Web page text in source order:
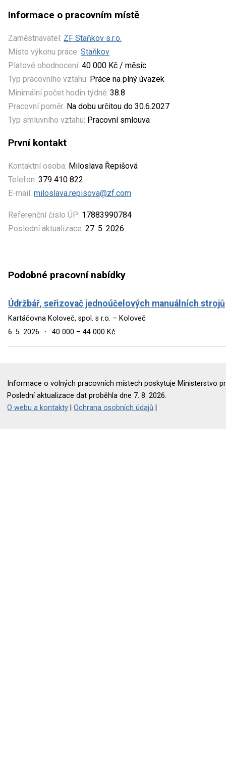
Informace o pracovním místě
Zaměstnavatel: ZF Staňkov s.r.o.
Místo výkonu práce: Staňkov
Platové ohodnocení: 40 000 Kč / měsíc
Typ pracovního vztahu: Práce na plný úvazek
Minimální počet hodin týdně: 38.8
Pracovní poměr: Na dobu určitou do 30.6.2027
Typ smluvního vztahu: Pracovní smlouva
První kontakt
Kontaktní osoba: Miloslava Řepišová
Telefon: 379 410 822
E-mail: miloslava.repisova@zf.com
Referenční číslo ÚP: 17883990784
Poslední aktualizace: 27. 5. 2026
Podobné pracovní nabídky
Údržbář, seřizovač jednoúčelových manuálních strojů
Kartáčovna Koloveč, spol. s r.o. – Koloveč
6. 5. 2026
· 40 000 – 44 000 Kč
Informace o volných pracovních místech poskytuje Ministerstvo
Poslední aktualizace dat proběhla dne 7. 8. 2026.
O webu a kontakty |Ochrana osobních údajů